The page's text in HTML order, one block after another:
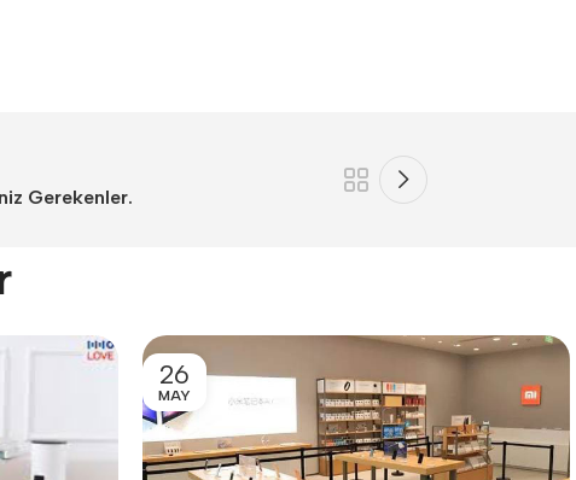
Gerekenler.
26
MAY